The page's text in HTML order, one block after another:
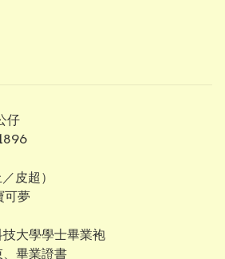
仔
皮超）
可夢
大學學士畢業袍
、畢業證書